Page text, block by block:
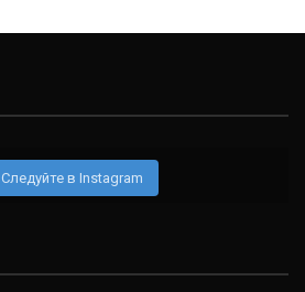
Следуйте в Instagram